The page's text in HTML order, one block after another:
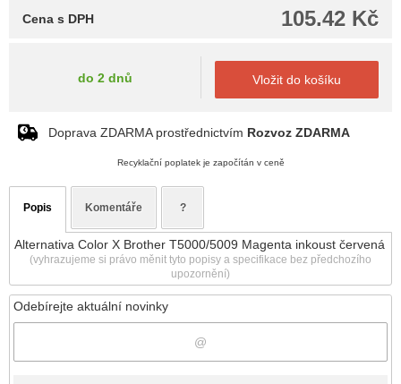
Odebírejte aktuální novinky
105.42 Kč
Cena s DPH
do 2 dnů Vložit do košíku
Doprava ZDARMA prostřednictvím Rozvoz ZDARMA
Recyklační poplatek je započítán v ceně
Popis Komentáře ?
Alternativa Color X Brother T5000/5009 Magenta inkoust červená
(vyhrazujeme si právo měnit tyto popisy a specifikace bez předchozího
upozornění)